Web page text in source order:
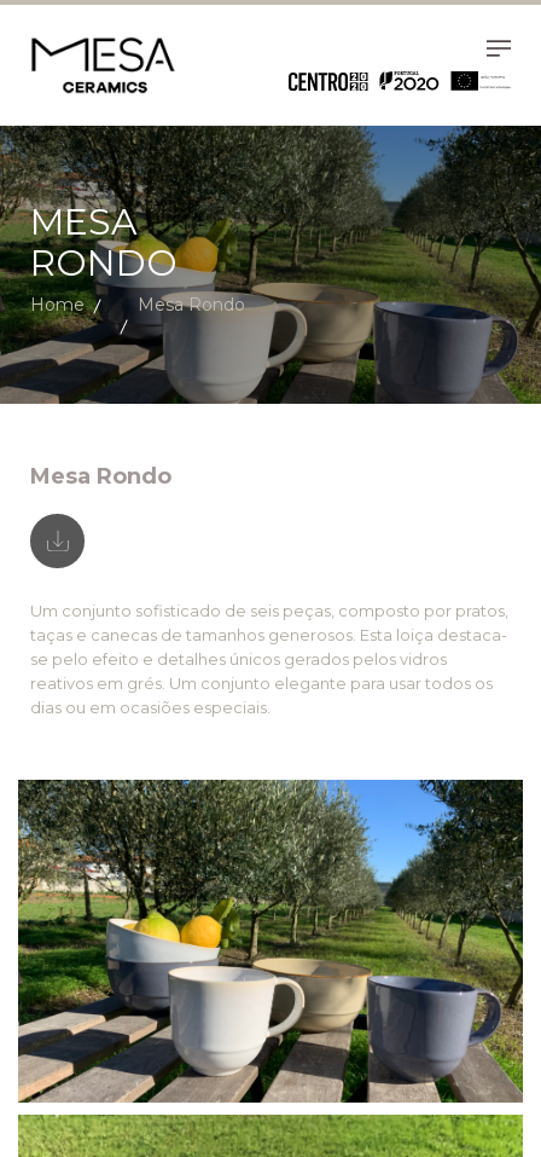
MESA
RONDO
Home Mesa Rondo
Mesa Rondo
Um conjunto sofisticado de seis peças, composto por pratos,
taças e canecas de tamanhos generosos. Esta loiça destaca-
se pelo efeito e detalhes únicos gerados pelos vidros
reativos em grés. Um conjunto elegante para usar todos os
dias ou em ocasiões especiais.